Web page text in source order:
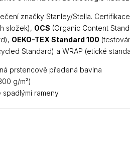
značky Stanley/Stella.
složek), OCS (Organic Content
OEKO-TEX Standard 100
Standard) a WRAP (etické
prstencově předená bavlna
g/m²)
spadlými rameny